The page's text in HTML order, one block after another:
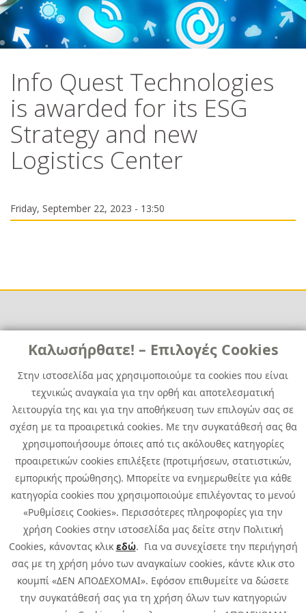
Καλωσήρθατε! – Επιλογές Cookies
Στην ιστοσελίδα μας χρησιμοποιούμε τα cookies που είναι
τεχνικώς αναγκαία για την ορθή και αποτελεσματική
λειτουργία της και για την αποθήκευση των επιλογών σας σε
σχέση με τα προαιρετικά cookies. Με την συγκατάθεσή σας θα
χρησιμοποιήσουμε όποιες από τις ακόλουθες κατηγορίες
προαιρετικών cookies επιλέξετε (προτιμήσεων, στατιστικών,
εμπορικής προώθησης). Μπορείτε να ενημερωθείτε για κάθε
κατηγορία cookies που χρησιμοποιούμε επιλέγοντας το μενού
«Ρυθμίσεις Cookies». Περισσότερες πληροφορίες για την
χρήση Cookies στην ιστοσελίδα μας δείτε στην Πολιτική
Cookies, κάνοντας κλικ εδώ. Για να συνεχίσετε την περιήγησή
σας με τη χρήση μόνο των αναγκαίων cookies, κάντε κλικ στο
κουμπί «ΔΕΝ ΑΠΟΔΕΧΟΜΑΙ». Εφόσον επιθυμείτε να δώσετε
την συγκατάθεσή σας για τη χρήση όλων των κατηγοριών
Info Quest Technologies
is awarded for its ESG
Strategy and new
Logistics Center
Friday, September 22, 2023 - 13:50
Χρήσιμα
News
Media Kit
Career
Quest Group